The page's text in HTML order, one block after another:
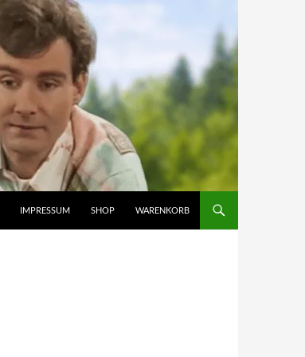
IMPRESSUM SHOP WARENKORB